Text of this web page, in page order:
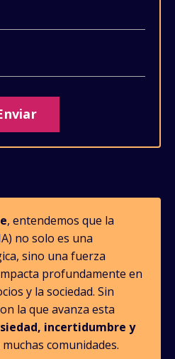
, entendemos que la
no solo es una
sino una fuerza
profundamente en
y la sociedad. Sin
la que avanza esta
incertidumbre y
comunidades.